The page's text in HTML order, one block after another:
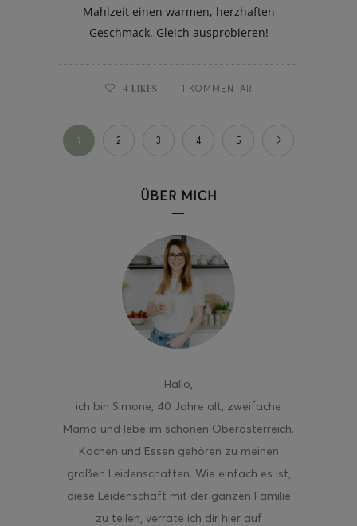
Mahlzeit einen warmen, herzhaften
Geschmack. Gleich ausprobieren!
4 LIKES 1 KOMMENTAR
1 2 3 4 5
ÜBER MICH
Hallo
ich bin Simone, 40 Jahre alt, zweifache
Mama und lebe im schönen Oberösterreich.
Kochen und Essen gehören zu meinen
großen Leidenschaften. Wie einfach es ist,
diese Leidenschaft mit der ganzen Familie
zu teilen, verrate ich dir hier auf